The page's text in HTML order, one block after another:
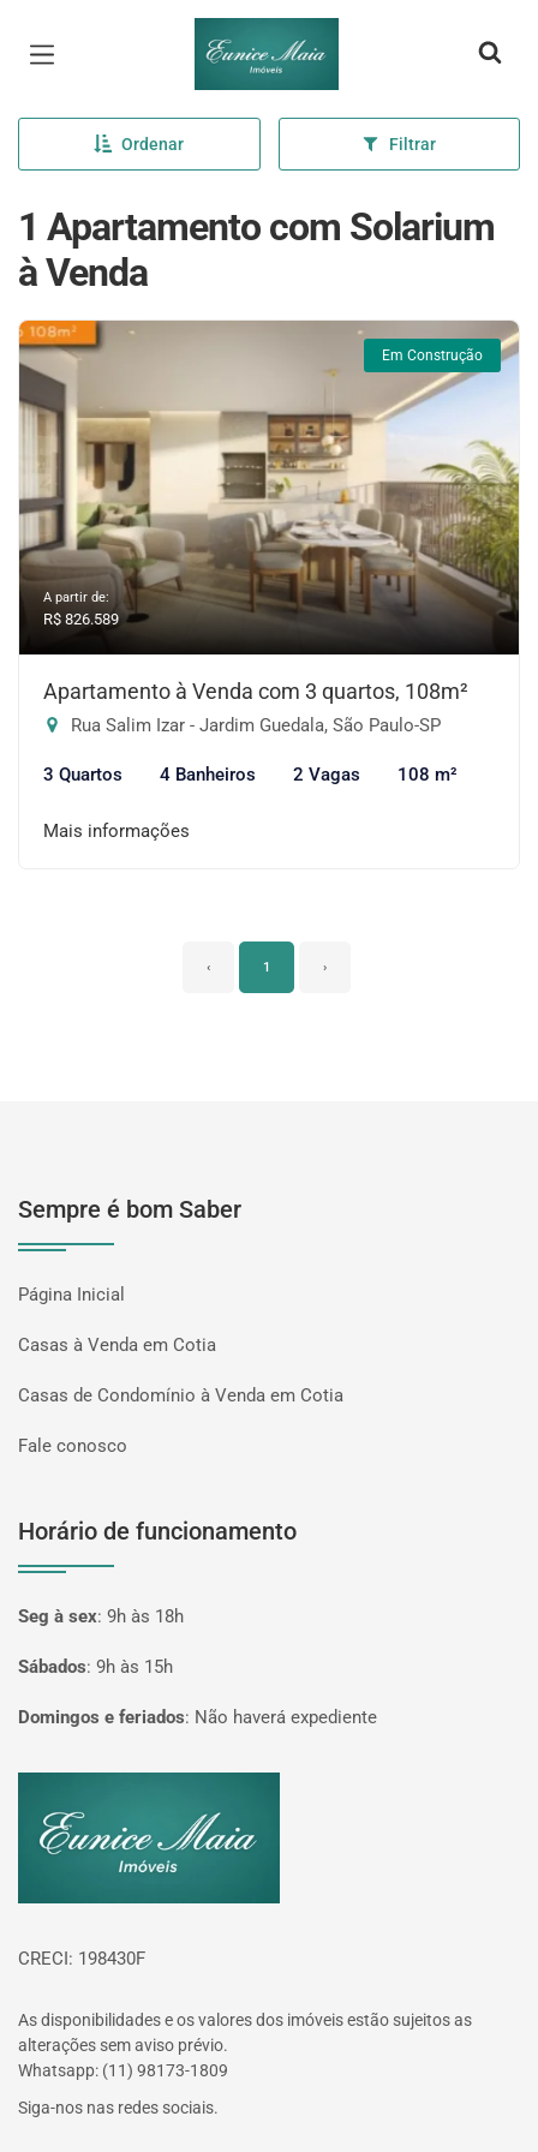
Página inicial
Ordenar Filtrar
1 Apartamento com Solarium
à Venda
Em Construção
A partir de:
R$ 826.589
Apartamento à Venda com 3 quartos, 108m²
Rua Salim Izar - Jardim Guedala, São Paulo-SP
3 Quartos 4 Banheiros 2 Vagas 108 m²
Mais informações
‹ 1 ›
Sempre é bom Saber
Página Inicial
Casas à Venda em Cotia
Casas de Condomínio à Venda em Cotia
Fale conosco
Horário de funcionamento
Seg à sex: 9h às 18h
Sábados: 9h às 15h
Domingos e feriados: Não haverá expediente
CRECI: 198430F
As disponibilidades e os valores dos imóveis estão sujeitos as
alterações sem aviso prévio.
Whatsapp: (11) 98173-1809
Siga-nos nas redes sociais.